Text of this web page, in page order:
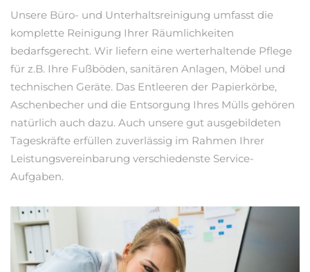
Unsere Büro- und Unterhaltsreinigung umfasst die
komplette Reinigung Ihrer Räumlichkeiten
bedarfsgerecht. Wir liefern eine werterhaltende Pflege
für z.B. Ihre Fußböden, sanitären Anlagen, Möbel und
technischen Geräte. Das Entleeren der Papierkörbe,
Aschenbecher und die Entsorgung Ihres Mülls gehören
natürlich auch dazu. Auch unsere gut ausgebildeten
Tageskräfte erfüllen zuverlässig im Rahmen Ihrer
Leistungsvereinbarung verschiedenste Service-
Aufgaben.